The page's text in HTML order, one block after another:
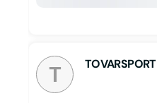
T TOVARSPORT